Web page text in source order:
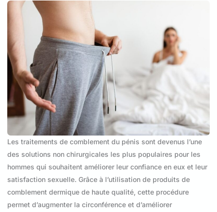
Les traitements de comblement du pénis sont devenus l’une
des solutions non chirurgicales les plus populaires pour les
hommes qui souhaitent améliorer leur confiance en eux et leur
satisfaction sexuelle. Grâce à l’utilisation de produits de
comblement dermique de haute qualité, cette procédure
permet d’augmenter la circonférence et d’améliorer